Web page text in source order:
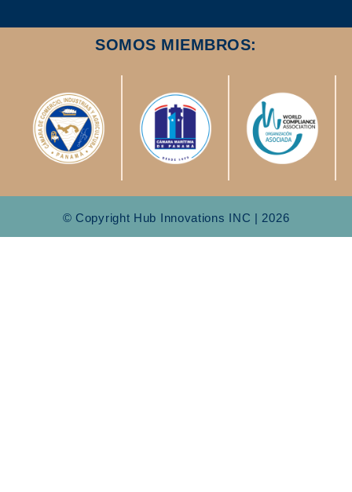
SOMOS MIEMBROS:
© Copyright Hub Innovations INC | 2026